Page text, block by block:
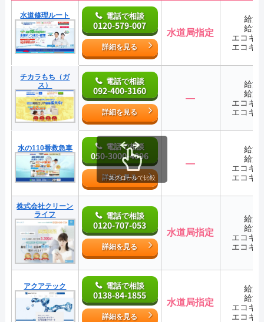
水道修理ルート 電話で相談
0120-579-007
詳細を見る
水道局指定
給湯
給湯
エコキ
エコキ
チカラもち（ガ
ス）
電話で相談
092-400-3160
詳細を見る
―
給湯
給湯
エコキ
エコキ
水の110番救急車 電話で相談
050-3000-4096
詳細を見る
―
給湯
給湯
エコキ
エコキ
株式会社クリーン
ライフ
電話で相談
0120-707-053
詳細を見る
水道局指定
給湯
給湯
エコキ
エコキ
アクアテック 電話で相談
0138-84-1855
詳細を見る
水道局指定
給湯
給湯
エコキ
エコキ
スクロールで比較